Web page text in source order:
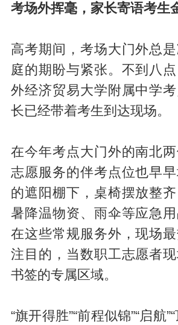
考场外挥毫，家长寄语考生
高考期间，考场大门外总
庭的期盼与紧张。不到八
外经济贸易大学附属中学
长已经带着考生到达现场。
在今年考点大门外的南北
志愿服务的伴考点位也早
的遮阳棚下，桌椅摆放整
暑降温物资、雨伞等应急用
在这些常规服务外，现场
注目的，当数职工志愿者
书签的专属区域。
“旗开得胜”“前程似锦”“启航